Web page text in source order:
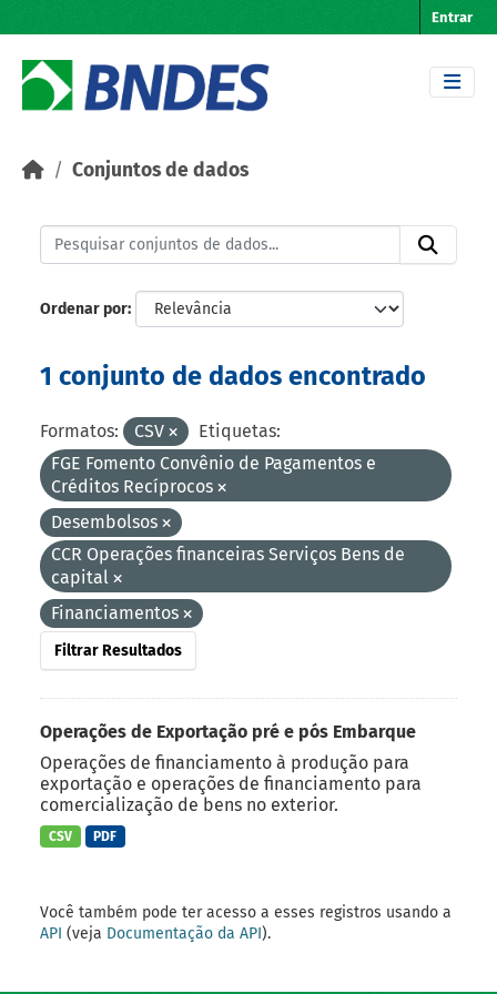
Entrar
Conjuntos de dados
Ordenar por
1 conjunto de dados encontrado
Formatos: CSV
Etiquetas:
FGE Fomento Convênio de Pagamentos e
Créditos Recíprocos
Desembolsos
CCR Operações financeiras Serviços Bens de
capital
Financiamentos
Filtrar Resultados
Operações de Exportação pré e pós Embarque
Operações de financiamento à produção para
exportação e operações de financiamento para
comercialização de bens no exterior.
CSV PDF
Você também pode ter acesso a esses registros usando a
API (veja Documentação da API).